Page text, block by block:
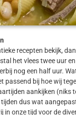
recepten bekijk,
het vlees twee uur
nog een half uur.
passend bij hoe wij
aankijken (niks
dus wat
in onze tijd voor de